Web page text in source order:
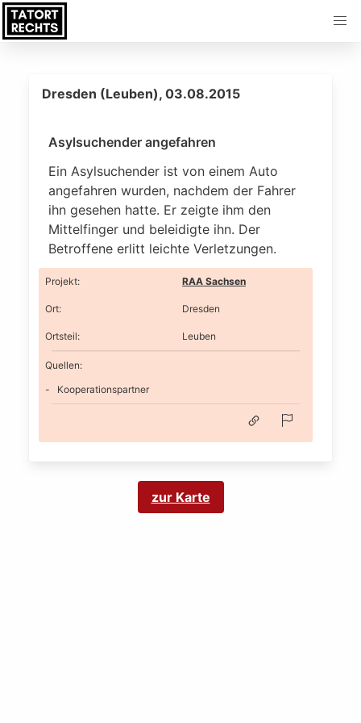
Dresden (Leuben), 03.08.2015
Asylsuchender angefahren
Ein Asylsuchender ist von einem Auto
angefahren wurden, nachdem der Fahrer
ihn gesehen hatte. Er zeigte ihm den
Mittelfinger und beleidigte ihn. Der
Betroffene erlitt leichte Verletzungen.
Projekt: RAA Sachsen
Ort: Dresden
Ortsteil: Leuben
Quellen:
Kooperationspartner
zur Karte